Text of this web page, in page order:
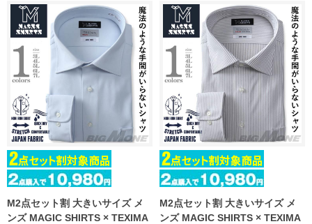
229012sw
229014sw
M2点セット割 大きいサイズ メ
ンズ MAGIC SHIRTS × TEXIMA
M2点セット割 大きいサイズ メ
ンズ MAGIC SHIRTS × TEXIMA